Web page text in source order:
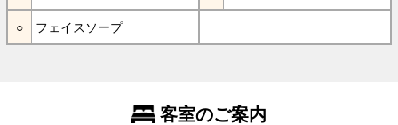
フェイスソープ
客室のご案内